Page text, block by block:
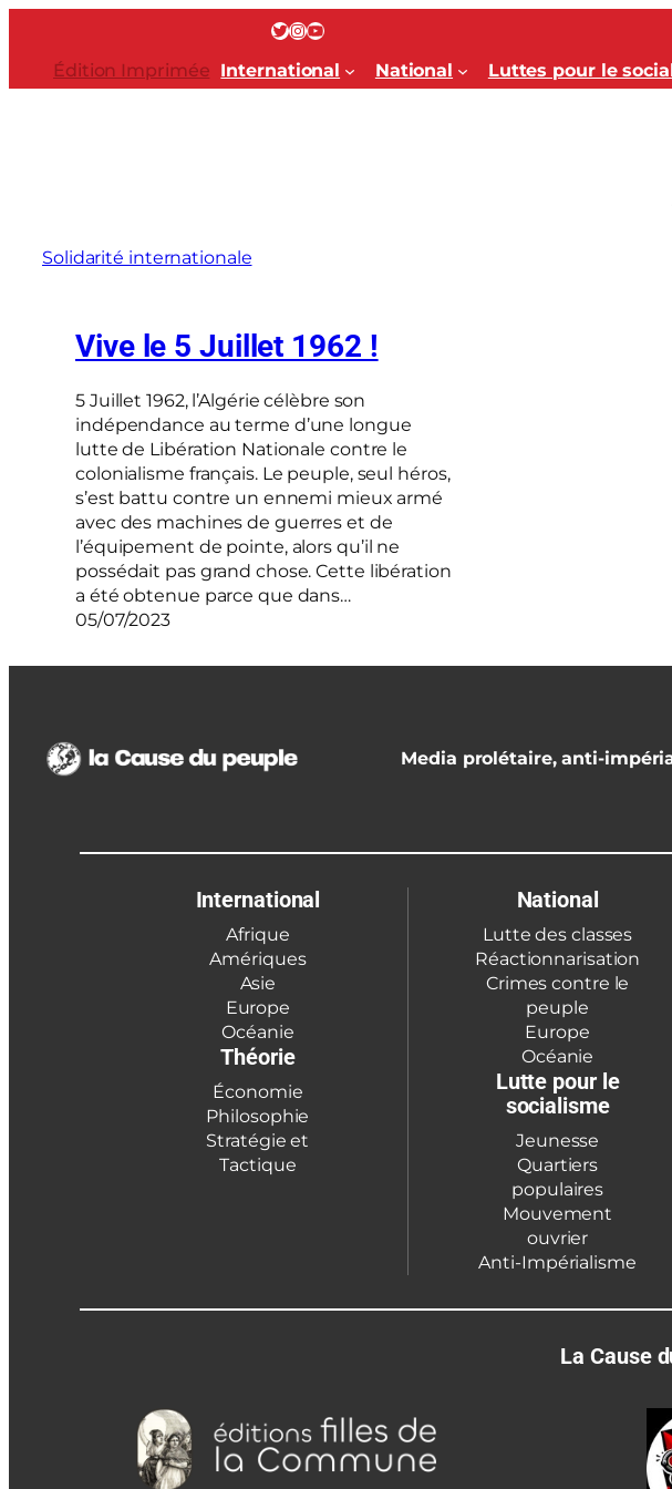
contenu
Twitter InstagramYouTube
Édition Imprimée International National Luttes pour le
Solidarité internationale
Vive le 5 Juillet 1962 !
5 Juillet 1962, l’Algérie célèbre son
indépendance au terme d’une longue
lutte de Libération Nationale contre le
colonialisme français. Le peuple, seul héros,
s’est battu contre un ennemi mieux armé
avec des machines de guerres et de
l’équipement de pointe, alors qu’il ne
possédait pas grand chose. Cette libération
a été obtenue parce que dans…
05/07/2023
Media prolétaire, anti-
International
Afrique
Amériques
Asie
Europe
Océanie
Théorie
Économie
Philosophie
Stratégie et
Tactique
National
Lutte des classes
Réactionnarisation
Crimes contre le
peuple
Europe
Océanie
Lutte pour le
socialisme
Jeunesse
Quartiers
populaires
Mouvement
ouvrier
Anti-Impérialisme
La Cause